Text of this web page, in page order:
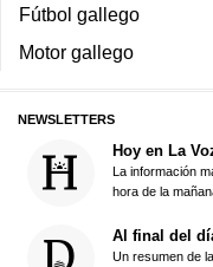
Fútbol gallego
Motor gallego
NEWSLETTERS
Hoy en La
La información
hora de la
Al final del
Un resumen de